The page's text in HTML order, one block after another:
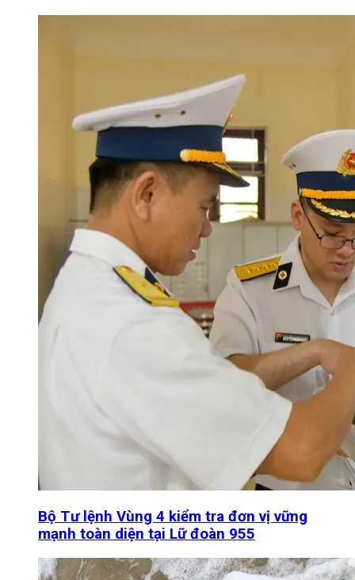
Bộ Tư lệnh Vùng 4 kiểm tra đơn vị vững
mạnh toàn diện tại Lữ đoàn 955